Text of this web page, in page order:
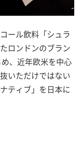
ール飲料「シュラ
ロンドンのブラン
、近年欧米を中心
いただけではない
ティブ」を日本に